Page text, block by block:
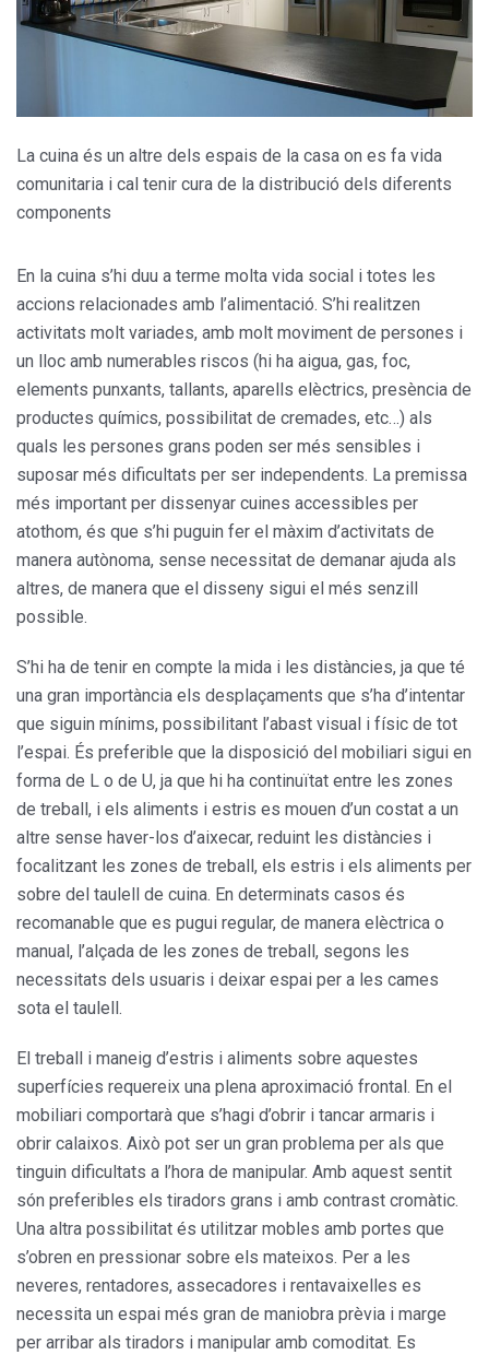
La cuina és un altre dels espais de la casa on es fa vida
comunitaria i cal tenir cura de la distribució dels diferents
components
En la cuina s’hi duu a terme molta vida social i totes les
accions relacionades amb l’alimentació. S’hi realitzen
activitats molt variades, amb molt moviment de persones i
un lloc amb numerables riscos (hi ha aigua, gas, foc,
elements punxants, tallants, aparells elèctrics, presència de
productes químics, possibilitat de cremades, etc…) als
quals les persones grans poden ser més sensibles i
suposar més dificultats per ser independents. La premissa
més important per dissenyar cuines accessibles per
atothom, és que s’hi puguin fer el màxim d’activitats de
manera autònoma, sense necessitat de demanar ajuda als
altres, de manera que el disseny sigui el més senzill
possible.
S’hi ha de tenir en compte la mida i les distàncies, ja que té
una gran importància els desplaçaments que s’ha d’intentar
que siguin mínims, possibilitant l’abast visual i físic de tot
l’espai. És preferible que la disposició del mobiliari sigui en
forma de L o de U, ja que hi ha continuïtat entre les zones
de treball, i els aliments i estris es mouen d’un costat a un
altre sense haver-los d’aixecar, reduint les distàncies i
focalitzant les zones de treball, els estris i els aliments per
sobre del taulell de cuina. En determinats casos és
recomanable que es pugui regular, de manera elèctrica o
manual, l’alçada de les zones de treball, segons les
necessitats dels usuaris i deixar espai per a les cames
sota el taulell.
El treball i maneig d’estris i aliments sobre aquestes
superfícies requereix una plena aproximació frontal. En el
mobiliari comportarà que s’hagi d’obrir i tancar armaris i
obrir calaixos. Això pot ser un gran problema per als que
tinguin dificultats a l’hora de manipular. Amb aquest sentit
són preferibles els tiradors grans i amb contrast cromàtic.
Una altra possibilitat és utilitzar mobles amb portes que
s’obren en pressionar sobre els mateixos. Per a les
neveres, rentadores, assecadores i rentavaixelles es
necessita un espai més gran de maniobra prèvia i marge
per arribar als tiradors i manipular amb comoditat. Es